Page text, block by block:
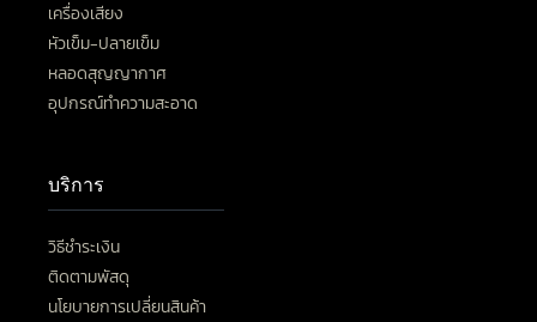
เครื่องเสียง
หัวเข็ม-ปลายเข็ม
หลอดสุญญากาศ
อุปกรณ์ทำความสะอาด
บริการ
วิธีชำระเงิน
ติดตามพัสดุ
นโยบายการเปลี่ยนสินค้า